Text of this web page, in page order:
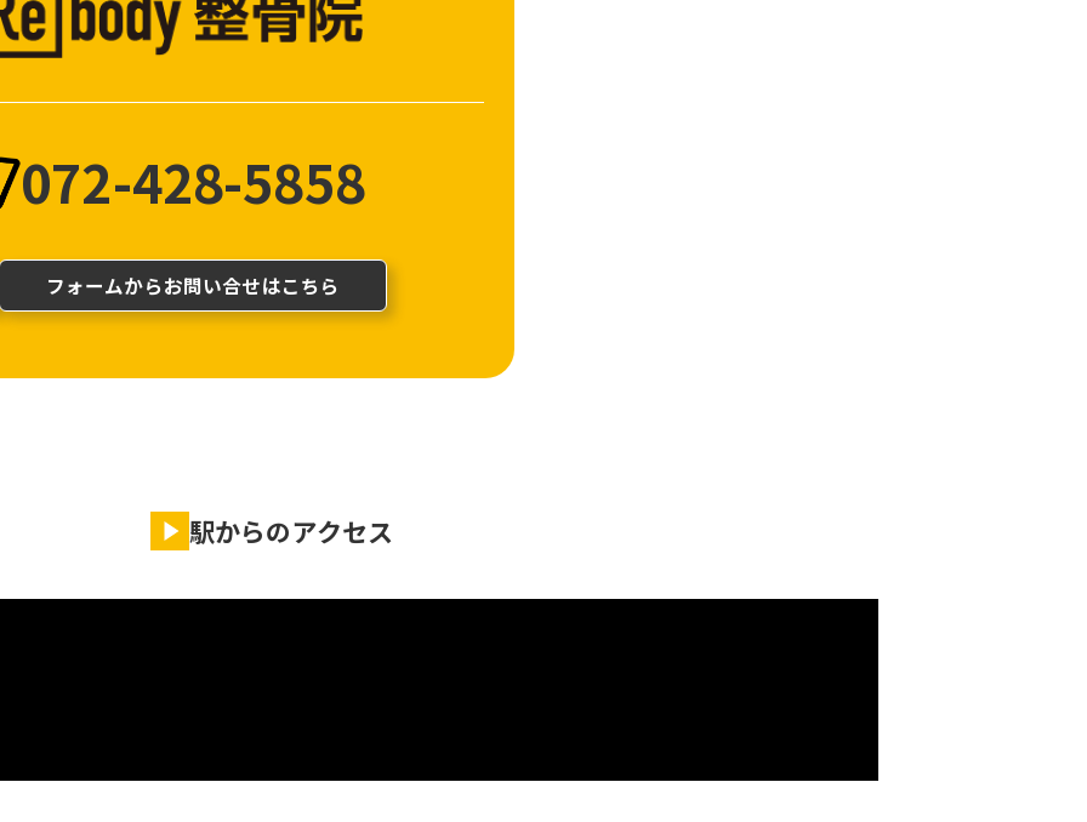
072-428-5858
フォームからお問い合せはこちら
駅からのアクセス